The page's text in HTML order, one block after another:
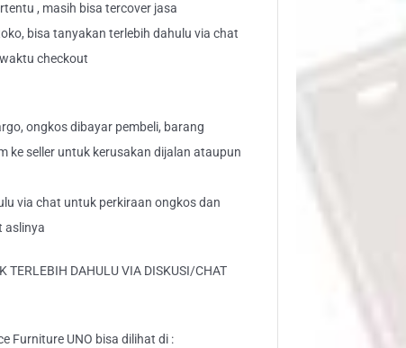
, masih bisa tercover jasa
bisa tanyakan terlebih dahulu via chat
checkout
ongkos dibayar pembeli, barang
ke seller untuk kerusakan dijalan ataupun
via chat untuk perkiraan ongkos dan
aslinya
TERLEBIH DAHULU VIA DISKUSI/CHAT
Furniture UNO bisa dilihat di :